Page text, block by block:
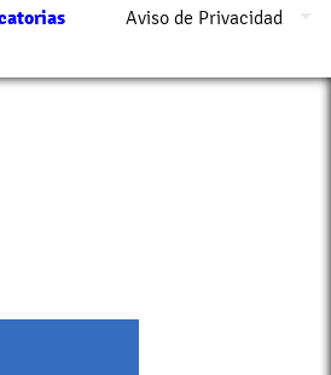
Aviso de Privacidad